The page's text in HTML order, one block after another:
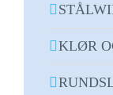
KLØR